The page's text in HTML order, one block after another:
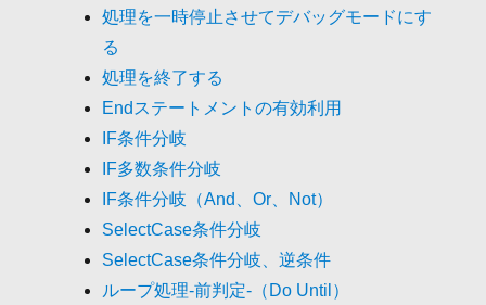
処理を一時停止させてデバッグモードにす
る
処理を終了する
Endステートメントの有効利用
IF条件分岐
IF多数条件分岐
IF条件分岐（And、Or、Not）
SelectCase条件分岐
SelectCase条件分岐、逆条件
ループ処理-前判定-（Do Until）